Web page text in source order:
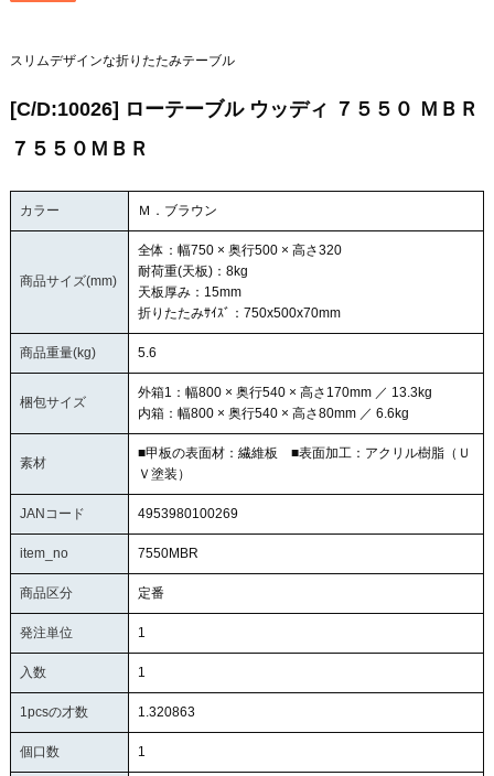
スリムデザインな折りたたみテーブル
[C/D:10026] ローテーブル ウッディ ７５５０ ＭＢＲ
７５５０ＭＢＲ
カラー Ｍ．ブラウン
商品サイズ(mm)
全体：幅750 × 奥行500 × 高さ320
耐荷重(天板)：8kg
天板厚み：15mm
折りたたみｻｲｽﾞ：750x500x70mm
商品重量(kg) 5.6
梱包サイズ
外箱1：幅800 × 奥行540 × 高さ170mm ／ 13.3kg
内箱：幅800 × 奥行540 × 高さ80mm ／ 6.6kg
素材
■甲板の表面材：繊維板 ■表面加工：アクリル樹脂（Ｕ
Ｖ塗装）
JANコード 4953980100269
item_no 7550MBR
商品区分 定番
発注単位 1
入数 1
1pcsの才数 1.320863
個口数 1